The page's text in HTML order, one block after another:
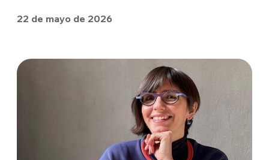
22 de mayo de 2026